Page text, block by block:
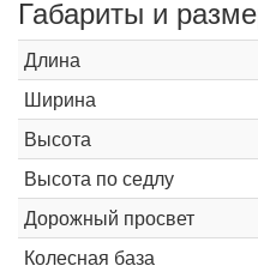
Габариты и
Длина
Ширина
Высота
Высота по седлу
Дорожный просвет
Колесная база